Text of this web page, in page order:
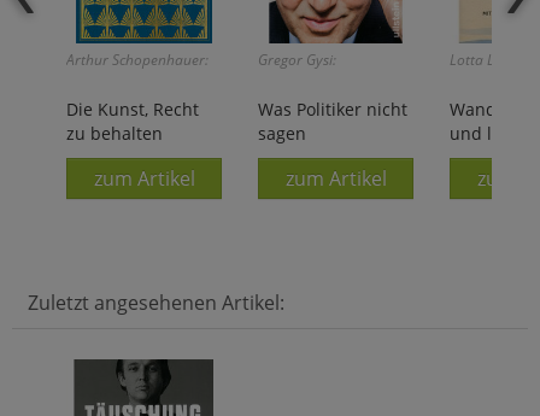
Arthur Schopenhauer:
Die Kunst, Recht
zu behalten
zum Artikel
Gregor Gysi:
Was Politiker nicht
sagen
zum Artikel
Lotta Lubkoll:
Wandern,
und lange
zum
Zuletzt angesehenen Artikel: